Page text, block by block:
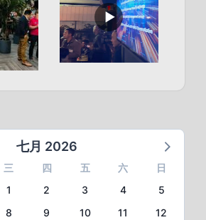
七月 2026
三 四 五 六
日
1
2 3 4
5
8 9 10 11
12